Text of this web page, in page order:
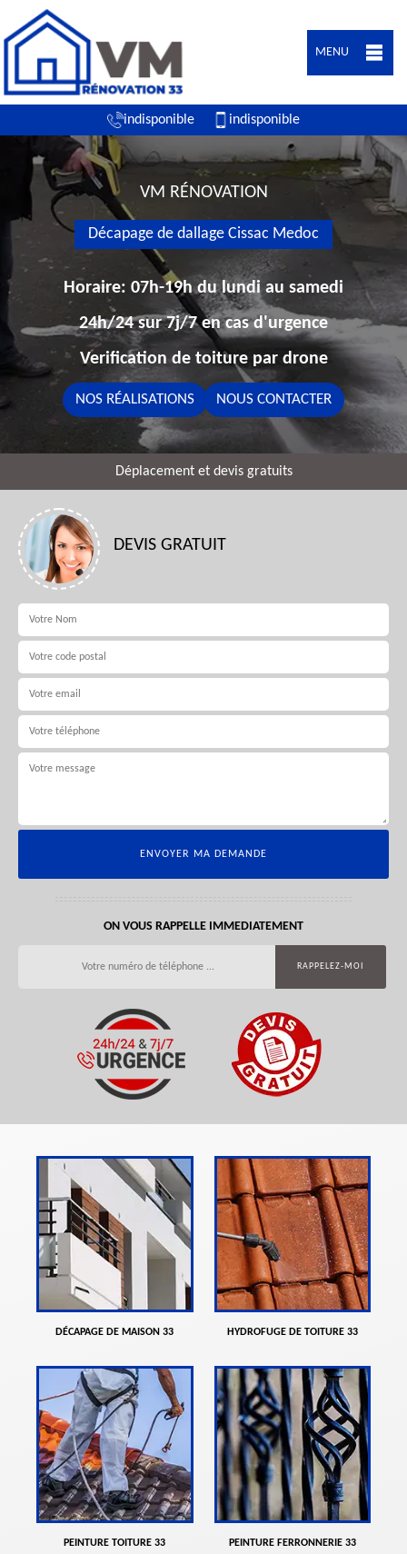
MENU
indisponible indisponible
VM RÉNOVATION
Décapage de dallage Cissac Medoc
Horaire: 07h-19h du lundi au samedi
24h/24 sur 7j/7 en cas d'urgence
Verification de toiture par drone
NOS RÉALISATIONS NOUS CONTACTER
Déplacement et devis gratuits
DEVIS GRATUIT
ON VOUS RAPPELLE IMMEDIATEMENT
DÉCAPAGE DE MAISON 33 HYDROFUGE DE TOITURE 33
PEINTURE TOITURE 33 PEINTURE FERRONNERIE 33